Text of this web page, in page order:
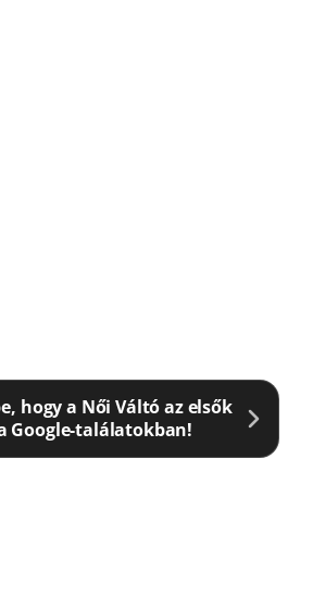
hogy a Női Váltó az elsők
Google-találatokban!